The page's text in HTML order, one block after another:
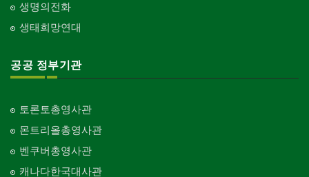
생명의전화
생태희망연대
공공 정부기관
토론토총영사관
몬트리올총영사관
벤쿠버총영사관
캐나다한국대사관